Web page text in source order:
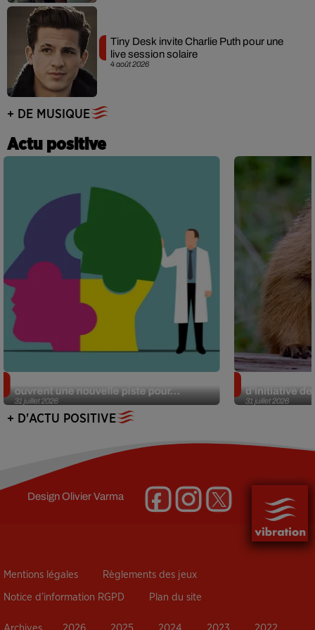
4 août 2026
Tiny Desk invite Charlie Puth pour une
live session solaire
+ DE MUSIQUE
Actu positive
31 juillet 2026
ouvrent une nouvelle piste pour...
31 juillet 2026
d’initiative
+ D'ACTU POSITIVE
DesignOlivier Varma
Mentions légales Règlements des jeux
Notice d’information RGPD Plan du site